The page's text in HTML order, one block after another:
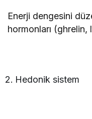
Enerji dengesini
hormonları
Hedonik sistem